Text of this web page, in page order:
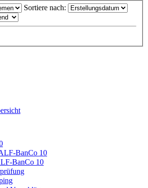
Sortiere nach:
BanCo 10
BanCo 10